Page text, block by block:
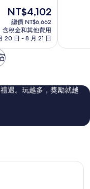
現
在
價
格
為
NT$4,102
總價 NT$6,662
含稅金和其他費用
20 日 - 8 月 21 日
道
極
評
論
遇。玩越多，獎勵就越